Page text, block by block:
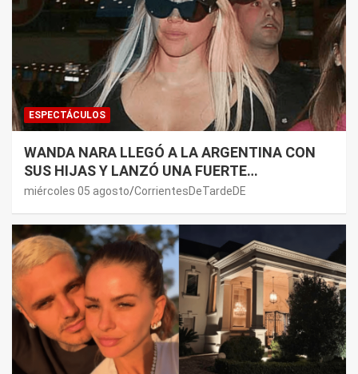
ESPECTÁCULOS
WANDA NARA LLEGÓ A LA ARGENTINA CON
SUS HIJAS Y LANZÓ UNA FUERTE
PREMONICIÓN SOBRE MAURO ICARDI
miércoles 05 agosto CorrientesDeTardeDE